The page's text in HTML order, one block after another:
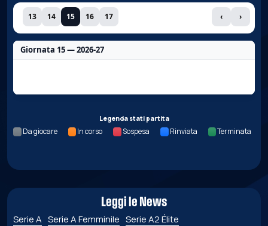
13 14 15 16 17 ‹ ›
Giornata 15 — 2026-27
Legenda stati partita
Da giocare In corso Sospesa Rinviata Terminata
Leggi le News
Serie A Serie A Femminile Serie A2 Élite